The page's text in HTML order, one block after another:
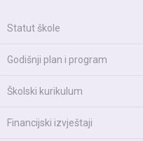
Statut škole
Godišnji plan i program
Školski kurikulum
Financijski izvještaji